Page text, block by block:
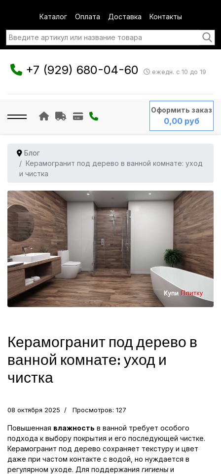
Каталог Оплата Доставка Контакты
+7 (929) 680-04-60 ежедн. с 10 до 19
Оформить заказ
0,00 руб
Блог
Керамогранит под дерево в ванной комнате: уход
и чистка
Керамогранит под дерево в
ванной комнате: уход и
чистка
08 октября 2025 Просмотров: 127
Повышенная влажность в ванной требует особого
подхода к выбору покрытия и его последующей чистке.
Керамогранит под дерево сохраняет текстуру и цвет
даже при частом контакте с водой, но нуждается в
регулярном уходе. Для поддержания гигиены и